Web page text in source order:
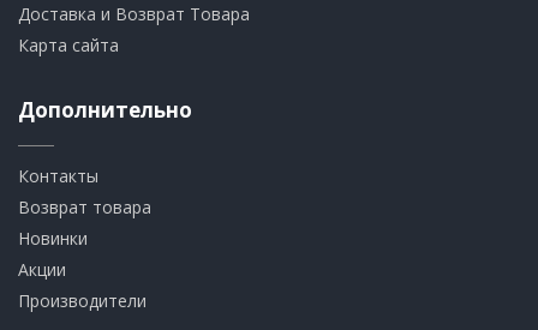
Доставка и Возврат Товара
Карта сайта
Дополнительно
Контакты
Возврат товара
Новинки
Акции
Производители